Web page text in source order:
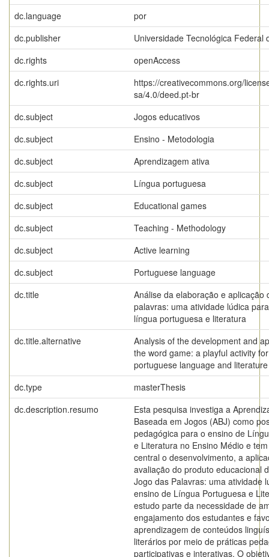
dc.language
por
dc.publisher
Universidade Tecnológica Federal
dc.rights
openAccess
dc.rights.uri
https://creativecommons.org/
sa/4.0/deed.pt-br
dc.subject
Jogos educativos
dc.subject
Ensino - Metodologia
dc.subject
Aprendizagem ativa
dc.subject
Língua portuguesa
dc.subject
Educational games
dc.subject
Teaching - Methodology
dc.subject
Active learning
dc.subject
Portuguese language
dc.title
Análise da elaboração e aplicação
palavras: uma atividade lúdica
língua portuguesa e literatura
dc.title.alternative
Analysis of the development and
the word game: a playful activity
portuguese language and literature
dc.type
masterThesis
dc.description.resumo
Esta pesquisa investiga a
Baseada em Jogos (ABJ) como
pedagógica para o ensino de
e Literatura no Ensino Médio e
central o desenvolvimento, a
avaliação do produto educacional
Jogo das Palavras: uma atividade
ensino de Língua Portuguesa e
estudo parte da necessidade de
engajamento dos estudantes e
aprendizagem de conteúdos
literários por meio de práticas
participativas e interativas. O